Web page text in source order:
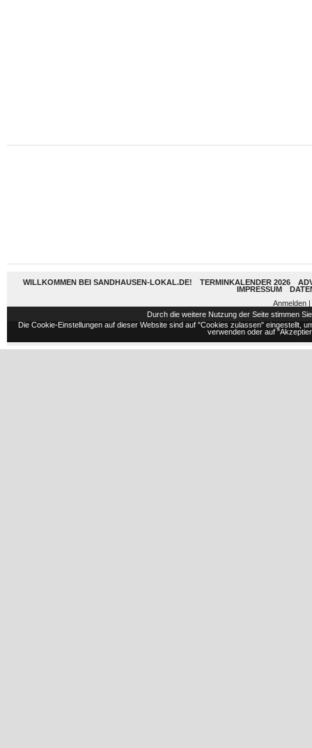
WILLKOMMEN BEI SANDHAUSEN-LOKAL.DE! TERMINKALENDER 2026
IMPRESSUM
Anmelden
Durch die weitere Nutzung der Seite stimmen
Die Cookie-Einstellungen auf dieser Website sind auf "Cookies zulassen" eingestellt,
verwenden oder auf